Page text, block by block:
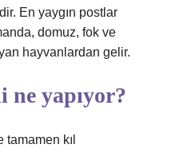
En yaygın postlar
domuz, fok ve
hayvanlardan gelir.
ne yapıyor?
kıl